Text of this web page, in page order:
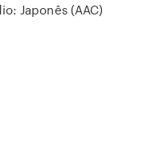
Japonês (AAC)